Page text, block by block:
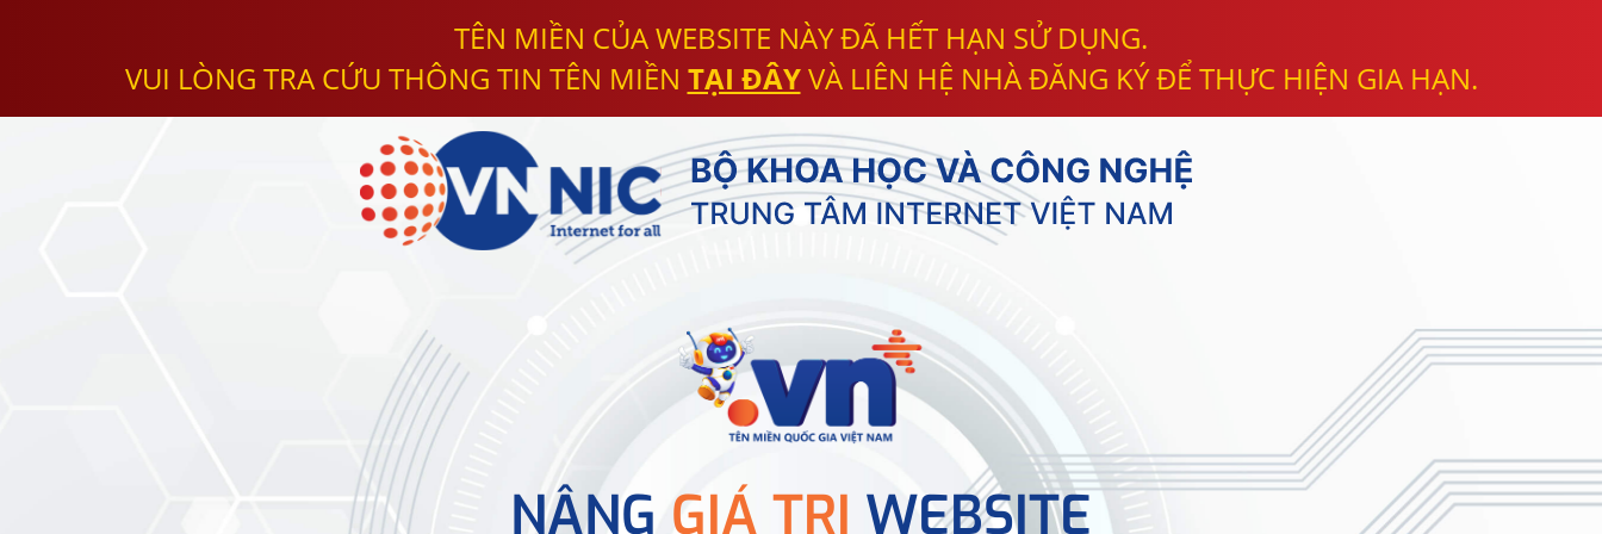
TÊN MIỀN CỦA WEBSITE NÀY ĐÃ HẾT HẠN SỬ DỤNG.
VUI LÒNG TRA CỨU THÔNG TIN TÊN MIỀN TẠI ĐÂYVÀ LIÊN HỆ NHÀ ĐĂNG KÝ ĐỂ THỰC HIỆN GIA HẠN.
NÂNG GIÁ TRỊ WEBSITE